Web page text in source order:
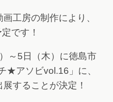
工房の制作により、
です！
～5日（木）に徳島市
★アソビvol.16」に、
展することが決定！